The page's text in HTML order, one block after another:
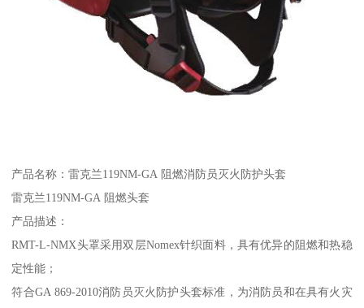
产品名称：雷克兰119NM-GA 阻燃消防员灭火防护头套
雷克兰119NM-GA 阻燃头套
产品描述：
RMT-L-NMX头罩采用双层Nomex针织面料，具有优异的阻燃和热稳
定性能；
符合GA 869-2010消防员灭火防护头套标准，为消防员和在具有火灾